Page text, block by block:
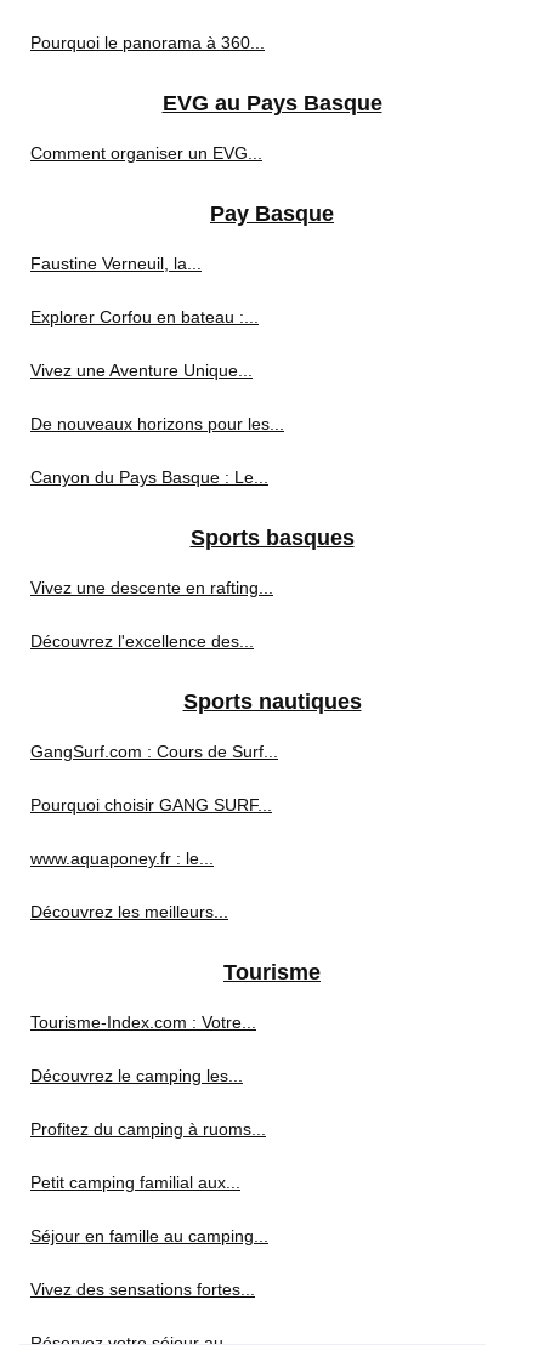
Pourquoi le panorama à 360...
EVG au Pays Basque
Comment organiser un EVG...
Pay Basque
Faustine Verneuil, la...
Explorer Corfou en bateau :...
Vivez une Aventure Unique...
De nouveaux horizons pour les...
Canyon du Pays Basque : Le...
Sports basques
Vivez une descente en rafting...
Découvrez l'excellence des...
Sports nautiques
GangSurf.com : Cours de Surf...
Pourquoi choisir GANG SURF...
www.aquaponey.fr : le...
Découvrez les meilleurs...
Tourisme
Tourisme-Index.com : Votre...
Découvrez le camping les...
Profitez du camping à ruoms...
Petit camping familial aux...
Séjour en famille au camping...
Vivez des sensations fortes...